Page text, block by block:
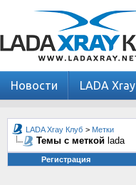
Новости LADA Xray
LADA Xray Клуб > Метки
Темы с меткой lada
Регистрация